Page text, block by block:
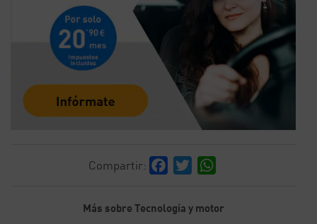
Compartir: Facebook
Twitter
Más sobre Tecnología y motor